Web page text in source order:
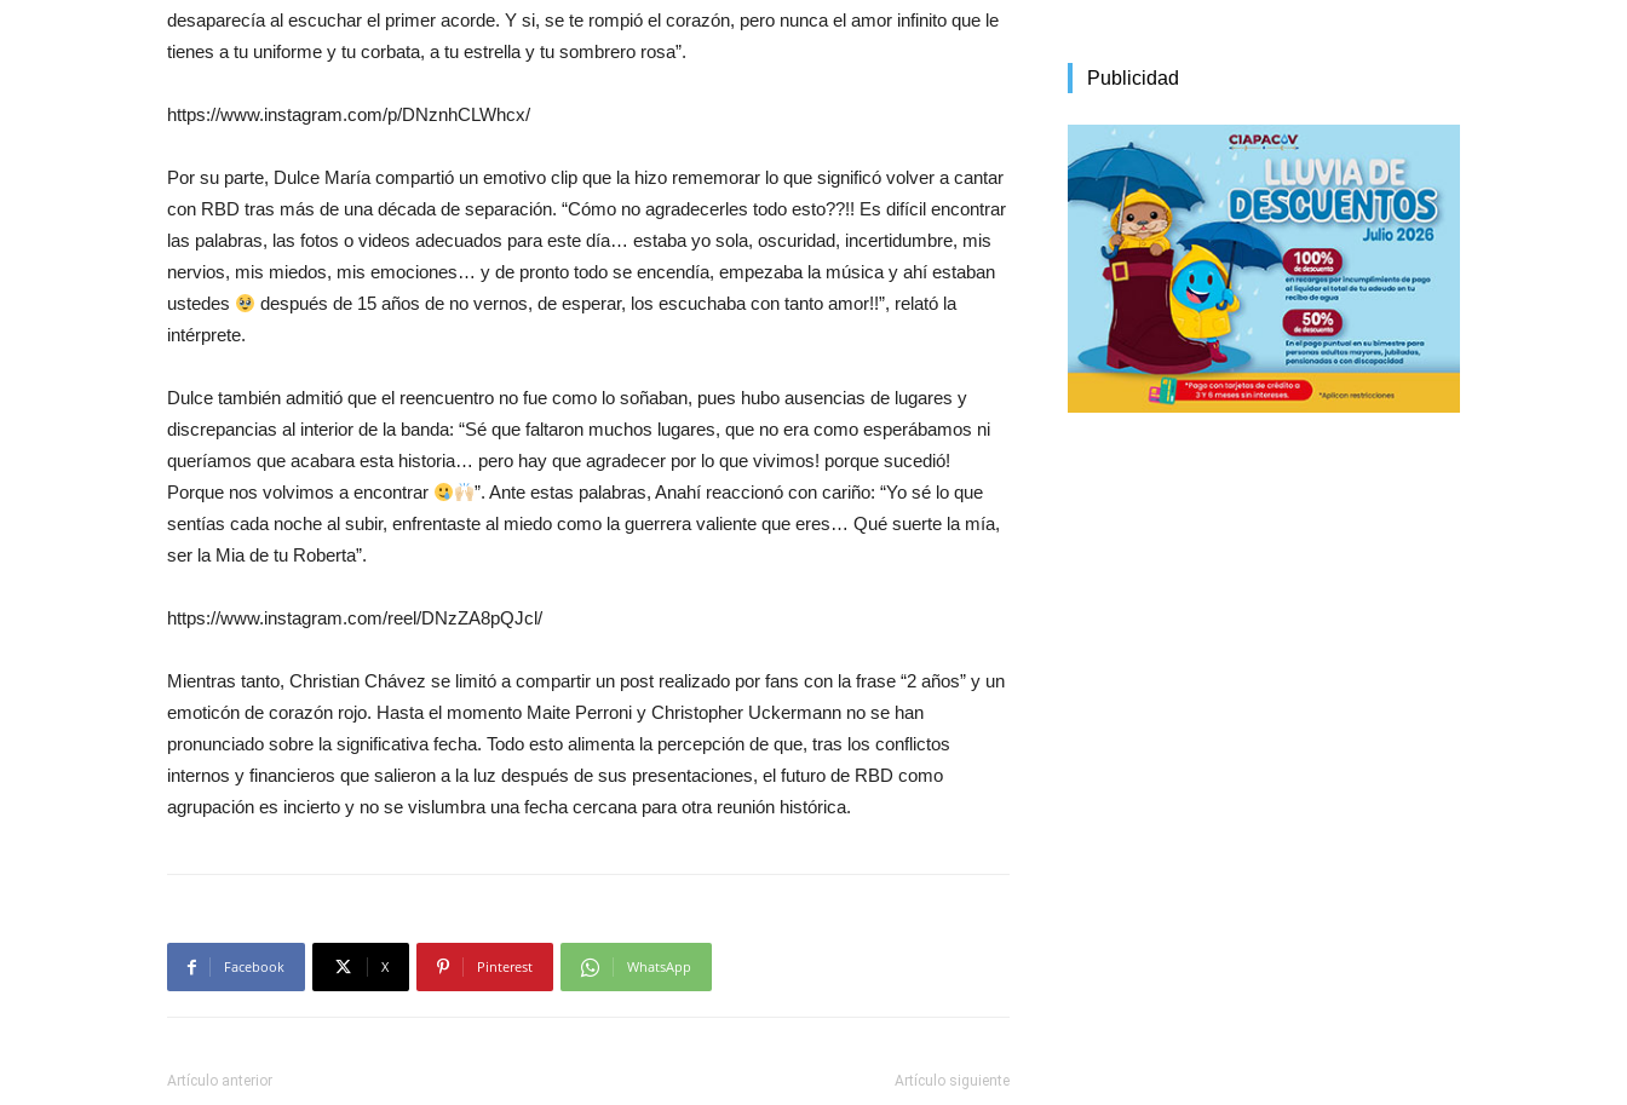
desaparecía al escuchar el primer acorde. Y si, se te rompió el corazón, pero nunca el amor infinito que le
tienes a tu uniforme y tu corbata, a tu estrella y tu sombrero rosa”.
https://www.instagram.com/p/DNznhCLWhcx/
Por su parte, Dulce María compartió un emotivo clip que la hizo rememorar lo que significó volver a cantar
con RBD tras más de una década de separación. “Cómo no agradecerles todo esto??!! Es difícil encontrar
las palabras, las fotos o videos adecuados para este día… estaba yo sola, oscuridad, incertidumbre, mis
nervios, mis miedos, mis emociones… y de pronto todo se encendía, empezaba la música y ahí estaban
ustedes
después de 15 años de no vernos, de esperar, los escuchaba con tanto amor!!”, relató la
intérprete.
Dulce también admitió que el reencuentro no fue como lo soñaban, pues hubo ausencias de lugares y
discrepancias al interior de la banda: “Sé que faltaron muchos lugares, que no era como esperábamos ni
queríamos que acabara esta historia… pero hay que agradecer por lo que vivimos! porque sucedió!
Porque nos volvimos a encontrar
”. Ante estas palabras, Anahí reaccionó con cariño: “Yo sé lo que
sentías cada noche al subir, enfrentaste al miedo como la guerrera valiente que eres… Qué suerte la mía,
ser la Mia de tu Roberta”.
https://www.instagram.com/reel/DNzZA8pQJcl/
Mientras tanto, Christian Chávez se limitó a compartir un post realizado por fans con la frase “2 años” y un
emoticón de corazón rojo. Hasta el momento Maite Perroni y Christopher Uckermann no se han
pronunciado sobre la significativa fecha. Todo esto alimenta la percepción de que, tras los conflictos
internos y financieros que salieron a la luz después de sus presentaciones, el futuro de RBD como
agrupación es incierto y no se vislumbra una fecha cercana para otra reunión histórica.
Facebook X Pinterest WhatsApp
Artículo anterior Artículo siguiente
Publicidad